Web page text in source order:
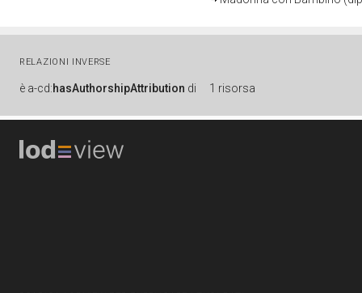
RELAZIONI INVERSE
è a-cd:hasAuthorshipAttribution di 1 risorsa